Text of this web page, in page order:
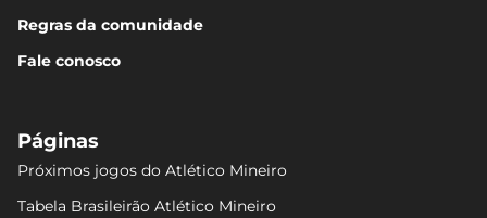
Regras da comunidade
Fale conosco
Páginas
Próximos jogos do Atlético Mineiro
Tabela Brasileirão Atlético Mineiro